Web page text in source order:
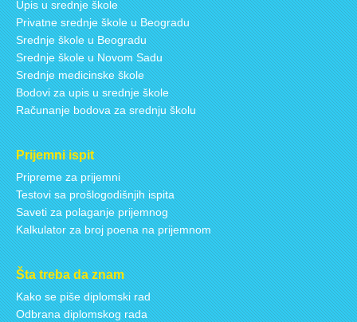
Upis u srednje škole
Privatne srednje škole u Beogradu
Srednje škole u Beogradu
Srednje škole u Novom Sadu
Srednje medicinske škole
Bodovi za upis u srednje škole
Računanje bodova za srednju školu
Prijemni ispit
Pripreme za prijemni
Testovi sa prošlogodišnjih ispita
Saveti za polaganje prijemnog
Kalkulator za broj poena na prijemnom
Šta treba da znam
Kako se piše diplomski rad
Odbrana diplomskog rada